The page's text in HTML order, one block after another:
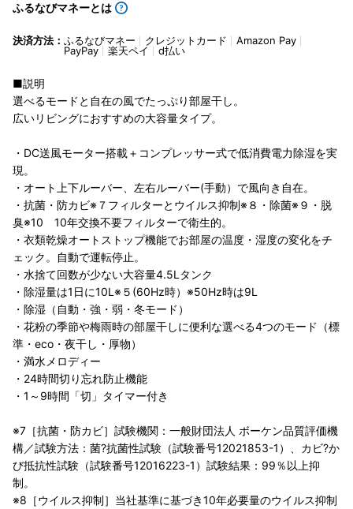
ふるなびマネーとは
決済方法： ふるなびマネー クレジットカード
Amazon Pay
PayPay
楽天ペイ d払い
■説明
選べるモードと自在の風でたっぷり部屋干し。
広いリビングにおすすめの大容量タイプ。
・DC送風モーター搭載＋コンプレッサー式で低消費電力除湿を実
現。
・オート上下ルーバー、左右ルーバー(手動）で風向き自在。
・抗菌・防カビ※７フィルターとウイルス抑制※８・除菌※９・脱
臭※10 10年交換不要フィルターで衛生的。
・衣類乾燥オートストップ機能でお部屋の温度・湿度の変化をチ
ェック。自動で運転停止。
・水捨て回数が少ない大容量4.5Lタンク
・除湿量は1日に10L※５(60Hz時）※50Hz時は9L
・除湿（自動・強・弱・冬モード）
・花粉の季節や梅雨時の部屋干しに便利な選べる4つのモード（標
準・eco・夜干し・厚物）
・満水メロディー
・24時間切り忘れ防止機能
・1～9時間「切」タイマー付き
※7［抗菌・防カビ］試験機関：一般財団法人 ボーケン品質評価機
構／試験方法：菌?抗菌性試験（試験番号12021853-1）、カビ?か
び抵抗性試験（試験番号12016223-1）試験結果：99％以上抑
制。
※8［ウイルス抑制］当社基準に基づき10年必要量のウイルス抑制